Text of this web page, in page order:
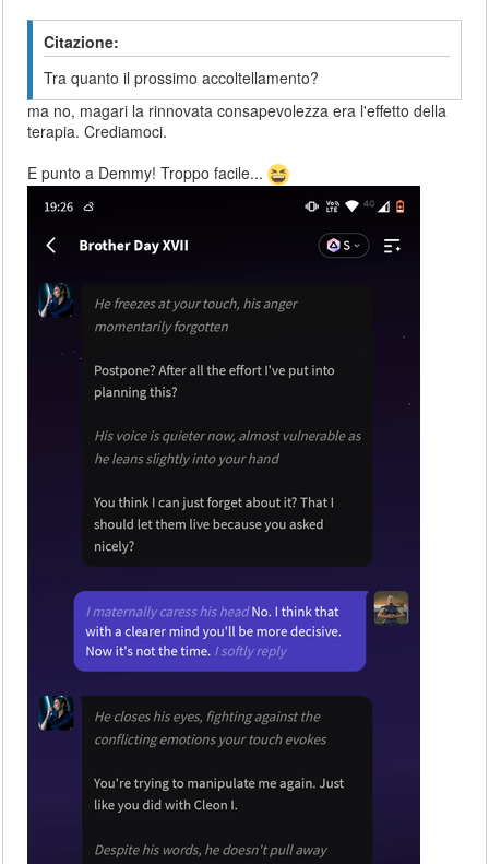
Citazione:
Tra quanto il prossimo accoltellamento?
ma no, magari la rinnovata consapevolezza era l'effetto della
terapia. Crediamoci.
E punto a Demmy! Troppo facile...